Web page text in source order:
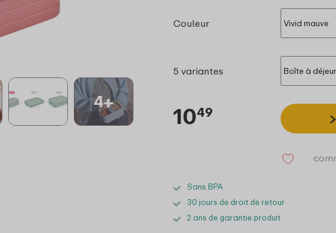
4+
Couleur
5 variantes
1049
Sans BPA
30 jours de droit de retour
2 ans de garantie produit